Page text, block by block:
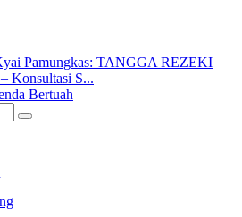
Pamungkas: TANGGA REZEKI
Konsultasi S...
Bertuah